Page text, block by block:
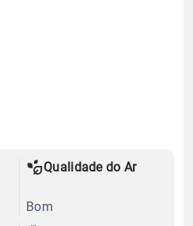
Qualidade do Ar
Bom